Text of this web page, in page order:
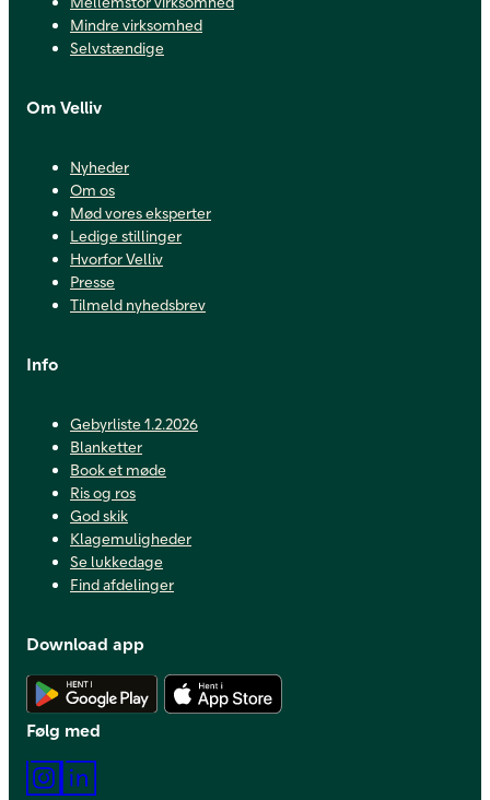
Mindre virksomhed
Selvstændige
Om Velliv
Nyheder
Om os
Mød vores eksperter
Ledige stillinger
Hvorfor Velliv
Presse
Tilmeld nyhedsbrev
Info
Gebyrliste 1.2.2026
Blanketter
Book et møde
Ris og ros
God skik
Klagemuligheder
Se lukkedage
Find afdelinger
Download app
Hent Android app
Følg med
Instagram